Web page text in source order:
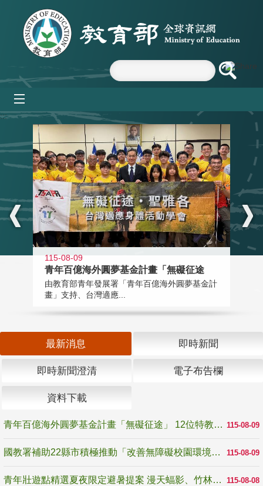
跳到主要內容區塊
:::
115-08-09
青年百億海外圓夢基金計畫「無礙征途
由教育部青年發展署「青年百億海外圓夢基金計
畫」支持、台灣適應...
最新消息 即時新聞
即時新聞澄清 電子布告欄
資料下載
115-08-09
青年百億海外圓夢基金計畫「無礙征途」 12位特教與弱勢青年勇闖西班牙 跨越感官限制見證生命蛻變
115-08-09
國教署補助22縣市積極推動「改善無障礙校園環境計畫」 打造友善、安全、無礙學習空間
115-08-08
青年壯遊點精選夏夜限定避暑提案 漫天蝠影、竹林尋蛙、茶香夜觀 邀青年暮色出發